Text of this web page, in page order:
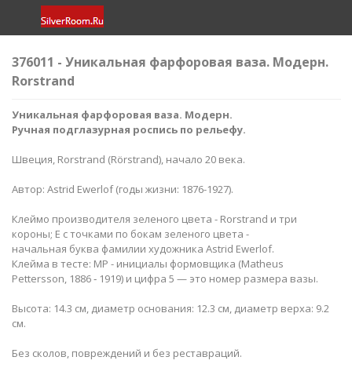
376011 - Уникальная фарфоровая ваза. Модерн.
Rorstrand
Уникальная фарфоровая ваза. Модерн.
Ручная подглазурная роспись по рельефу.
Швеция, Rorstrand (Rörstrand), начало 20 века.
Автор: Astrid Ewerlof (годы жизни: 1876-1927).
Клеймо производителя зеленого цвета - Rorstrand и три
короны; Е с точками по бокам зеленого цвета -
начальная буква фамилии художника Astrid Ewerlof.
Клейма в тесте: MP - инициалы формовщика (Matheus
Pettersson, 1886 ‑ 1919) и цифра 5 — это номер размера вазы.
Высота: 14.3 см, диаметр основания: 12.3 см, диаметр верха: 9.2
см.
Без сколов, повреждений и без реставраций.